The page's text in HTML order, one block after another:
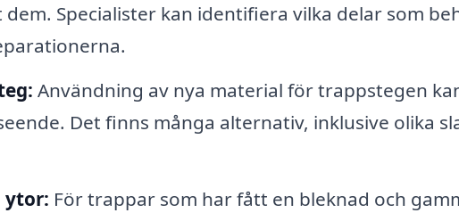
Specialister kan identifiera vilka delar som
Användning av nya material för trappstegen
Det finns många alternativ, inklusive olika
ytor: För trappar som har fått en bleknad och